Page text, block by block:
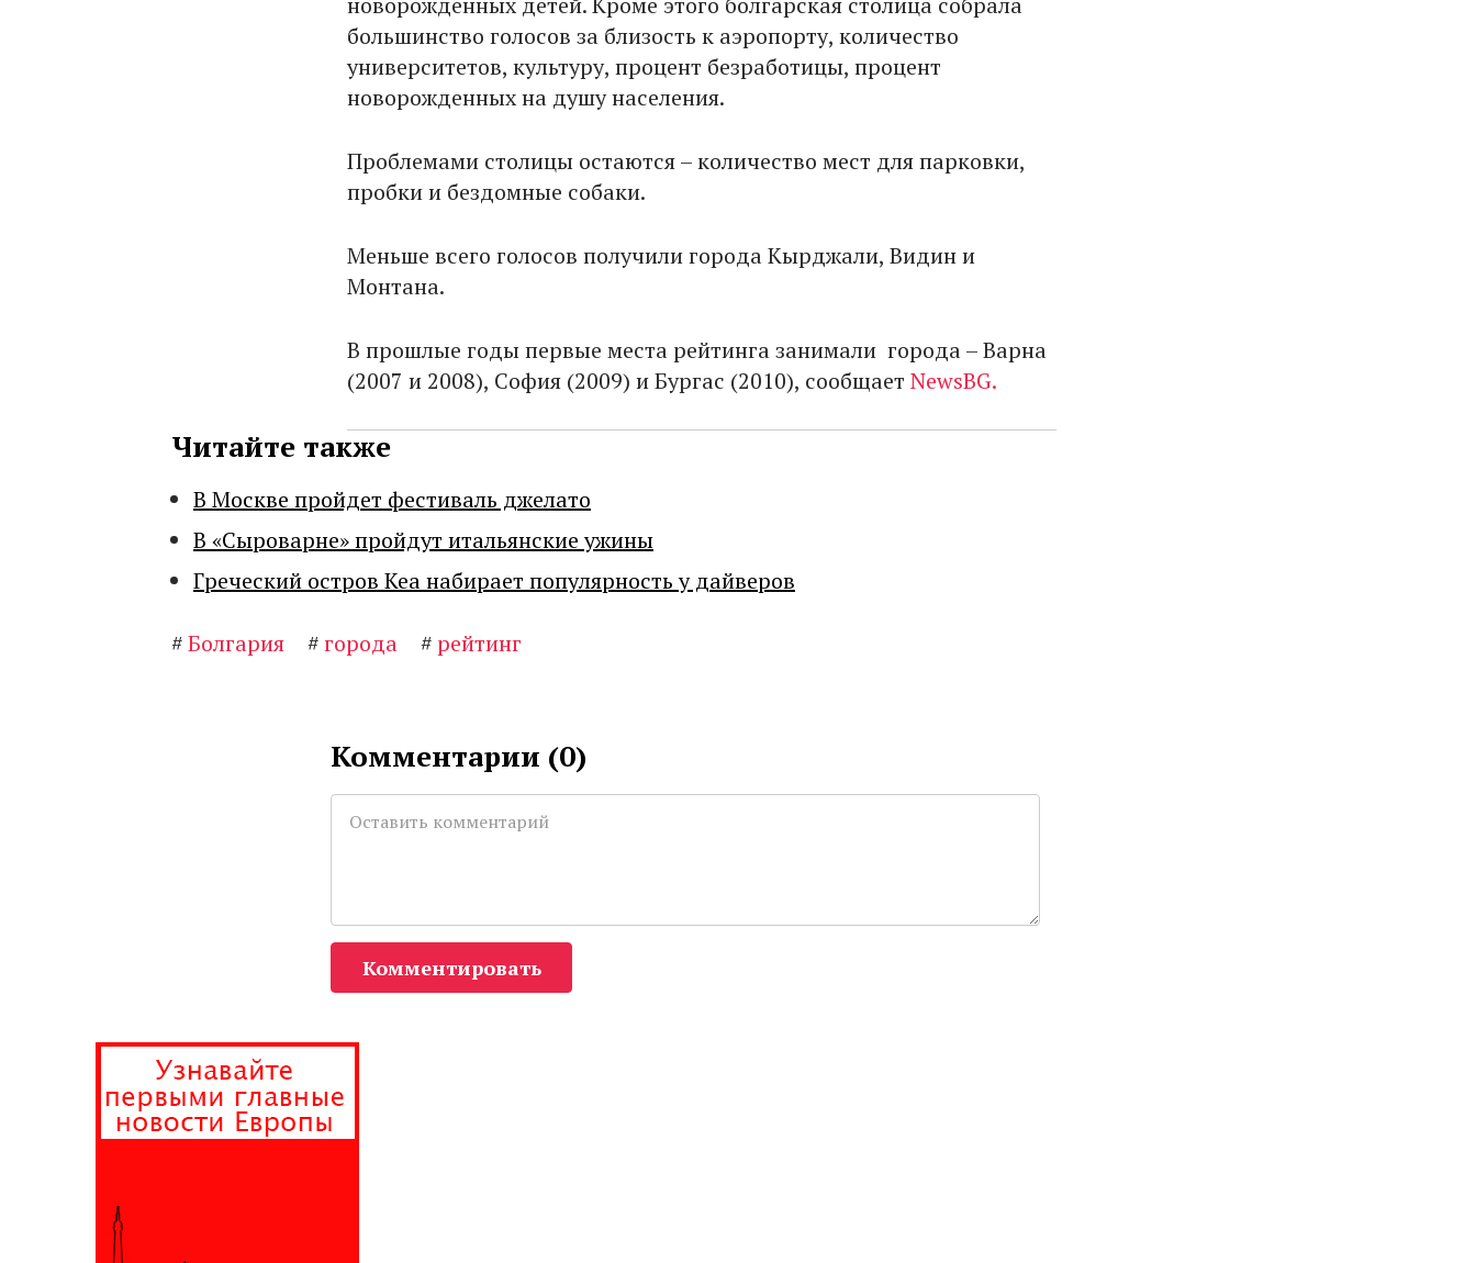
большинство голосов за близость к аэропорту, количество
университетов, культуру, процент безработицы, процент
новорожденных на душу населения.
Проблемами столицы остаются – количество мест для парковки,
пробки и бездомные собаки.
Меньше всего голосов получили города Кырджали, Видин и
Монтана.
В прошлые годы первые места рейтинга занимали города – Варна
(2007 и 2008), София (2009) и Бургас (2010), сообщает NewsBG.
Читайте также
В Москве пройдет фестиваль джелато
В «Сыроварне» пройдут итальянские ужины
Греческий остров Кеа набирает популярность у дайверов
#Болгария #города #рейтинг
Комментарии (0)
Комментировать